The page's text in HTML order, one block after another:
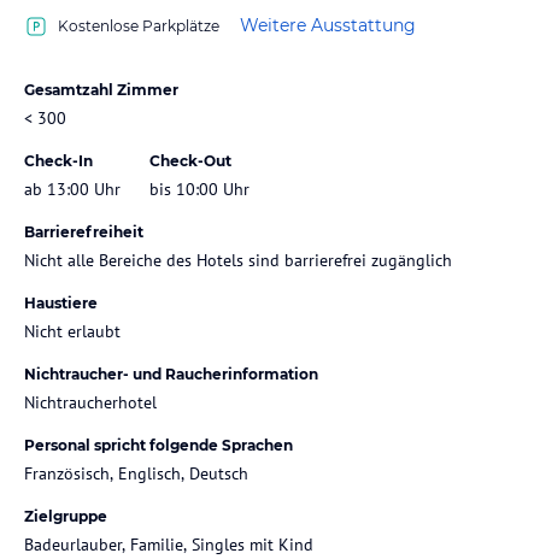
Kostenlose Parkplätze Weitere Ausstattung
Gesamtzahl Zimmer
< 300
Check-In
ab 13:00 Uhr
Check-Out
bis 10:00 Uhr
Barrierefreiheit
Nicht alle Bereiche des Hotels sind barrierefrei zugänglich
Haustiere
Nicht erlaubt
Nichtraucher- und Raucherinformation
Nichtraucherhotel
Personal spricht folgende Sprachen
Französisch, Englisch, Deutsch
Zielgruppe
Badeurlauber, Familie, Singles mit Kind